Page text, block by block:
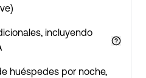
incluyendo
huéspedes por noche,